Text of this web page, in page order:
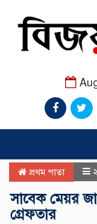
প্রথম পাতা
সাবেক মেয়র
গ্রেফতার